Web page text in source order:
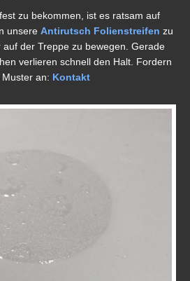
zu bekommen, ist es ratsam auf
unsere Antirutsch Folienstreifen zu
der Treppe zu bewegen. Gerade
verlieren schnell den Halt. Fordern
an: Kontakt